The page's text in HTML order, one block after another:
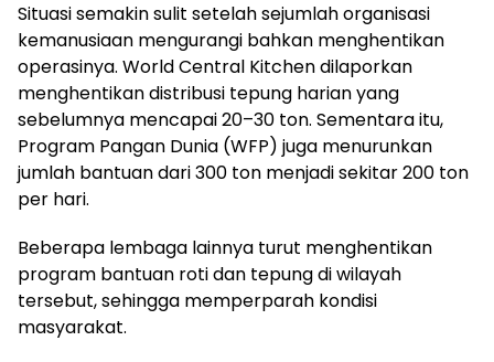
Situasi semakin sulit setelah sejumlah organisasi
kemanusiaan mengurangi bahkan menghentikan
operasinya. World Central Kitchen dilaporkan
menghentikan distribusi tepung harian yang
sebelumnya mencapai 20–30 ton. Sementara itu,
Program Pangan Dunia (WFP) juga menurunkan
jumlah bantuan dari 300 ton menjadi sekitar 200 ton
per hari.
Beberapa lembaga lainnya turut menghentikan
program bantuan roti dan tepung di wilayah
tersebut, sehingga memperparah kondisi
masyarakat.